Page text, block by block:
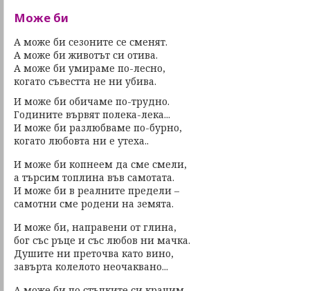
Може би
А може би сезоните се сменят.
А може би животът си отива.
А може би умираме по-лесно,
когато съвестта не ни убива.
И може би обичаме по-трудно.
Годините вървят полека-лека...
И може би разлюбваме по-бурно,
когато любовта ни е утеха..
И може би копнеем да сме смели,
а търсим топлина във самотата.
И може би в реалните предели –
самотни сме родени на земята.
И може би, направени от глина,
бог със ръце и със любов ни мачка.
Душите ни преточва като вино,
завърта колелото неочаквано...